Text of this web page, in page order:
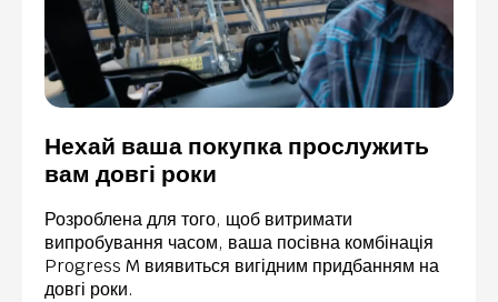
Нехай ваша покупка прослужить
вам довгі роки
Розроблена для того, щоб витримати
випробування часом, ваша посівна комбінація
Progress M виявиться вигідним придбанням на
довгі роки.